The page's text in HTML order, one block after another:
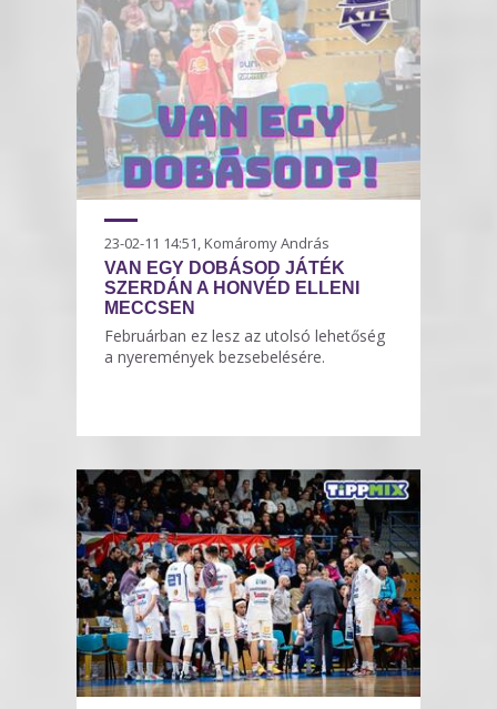
23-02-11 14:51, Komáromy András
VAN EGY DOBÁSOD JÁTÉK
SZERDÁN A HONVÉD ELLENI
MECCSEN
Februárban ez lesz az utolsó lehetőség
a nyeremények bezsebelésére.